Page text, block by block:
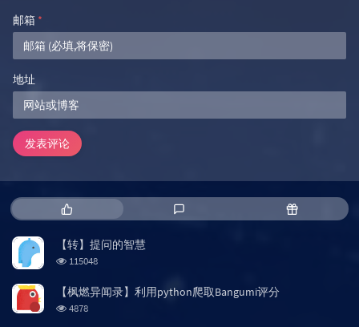
邮箱 *
地址
发表评论
热
门
文
章
新
随
机
【转】提问的智慧
浏
次
数:
115048
【枫燃异闻录】利用python爬取Bangumi评分
浏
4878